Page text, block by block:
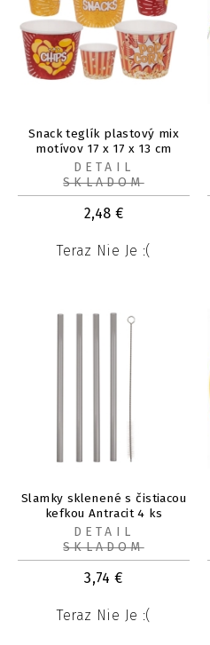
Snack teglík plastový mix
motívov 17 x 17 x 13 cm
2,48 €
Teraz Nie Je :(
DETAIL
SKLADOM
Slamky sklenené s čistiacou
kefkou Antracit 4 ks
3,74 €
Teraz Nie Je :(
DETAIL
SKLADOM